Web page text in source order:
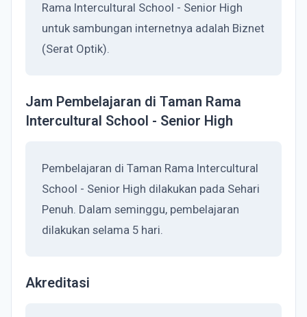
Rama Intercultural School - Senior High
untuk sambungan internetnya adalah Biznet
(Serat Optik).
Jam Pembelajaran di Taman Rama
Intercultural School - Senior High
Pembelajaran di Taman Rama Intercultural
School - Senior High dilakukan pada Sehari
Penuh. Dalam seminggu, pembelajaran
dilakukan selama 5 hari.
Akreditasi